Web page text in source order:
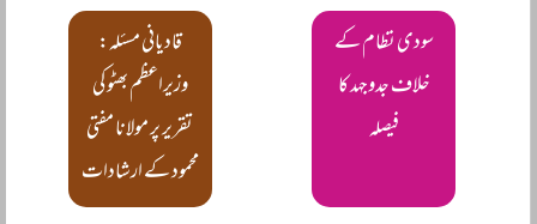
سودی نظام کے
خلاف جدوجہد کا
فیصلہ
قادیانی مسئلہ:
وزیراعظم بھٹو کی
تقریر پر مولانا مفتی
محمود کے ارشادات